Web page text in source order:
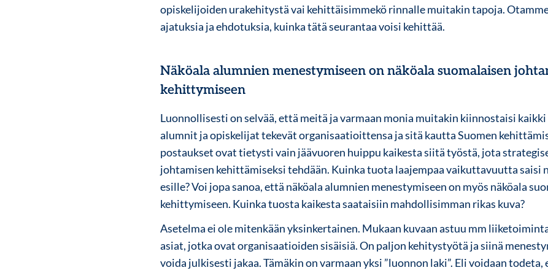
opiskelijoiden urakehitystä vai kehittäisimmekö rinnalle muitakin tapoja.
ajatuksia ja ehdotuksia, kuinka tätä seurantaa voisi kehittää.
Näköala alumnien menestymiseen on näköala suomalaisen
kehittymiseen
Luonnollisesti on selvää, että meitä ja varmaan monia muitakin kiinnostaisi
alumnit ja opiskelijat tekevät organisaatioittensa ja sitä kautta Suomen
postaukset ovat tietysti vain jäävuoren huippu kaikesta siitä työstä, jota
johtamisen kehittämiseksi tehdään. Kuinka tuota laajempaa vaikuttavuutta saisi
esille? Voi jopa sanoa, että näköala alumnien menestymiseen on myös näköala
kehittymiseen. Kuinka tuosta kaikesta saataisiin mahdollisimman rikas kuva?
Asetelma ei ole mitenkään yksinkertainen. Mukaan kuvaan astuu mm
asiat, jotka ovat organisaatioiden sisäisiä. On paljon kehitystyötä ja siinä
voida julkisesti jakaa. Tämäkin on varmaan yksi ”luonnon laki”. Eli voidaan todeta,